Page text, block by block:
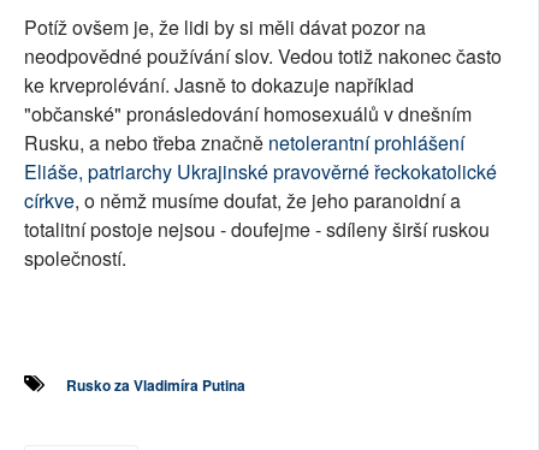
Potíž ovšem je, že lidi by si měli dávat pozor na
neodpovědné používání slov. Vedou totiž nakonec často
ke krveprolévání. Jasně to dokazuje například
"občanské" pronásledování homosexuálů v dnešním
Rusku, a nebo třeba značně netolerantní prohlášení
Eliáše, patriarchy Ukrajinské pravověrné řeckokatolické
církve, o němž musíme doufat, že jeho paranoidní a
totalitní postoje nejsou - doufejme - sdíleny širší ruskou
společností.
Rusko za Vladimíra Putina